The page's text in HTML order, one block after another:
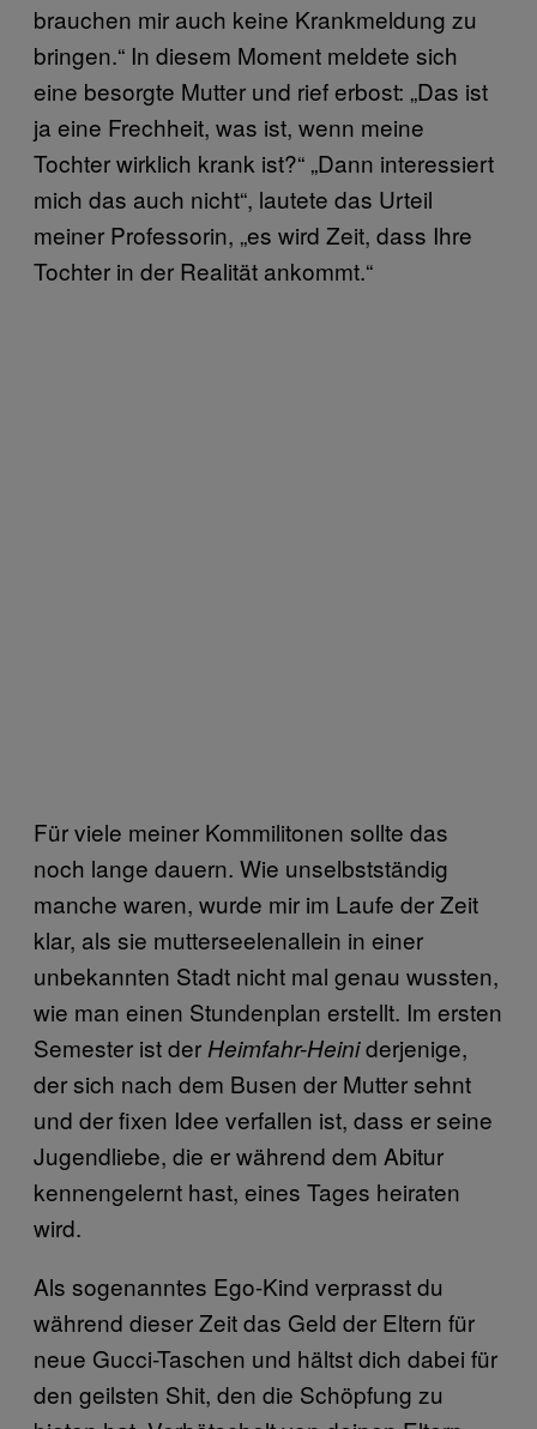
brauchen mir auch keine Krankmeldung zu
bringen.“ In diesem Moment meldete sich
eine besorgte Mutter und rief erbost: „Das ist
ja eine Frechheit, was ist, wenn meine
Tochter wirklich krank ist?“ „Dann interessiert
mich das auch nicht“, lautete das Urteil
meiner Professorin, „es wird Zeit, dass Ihre
Tochter in der Realität ankommt.“
Für viele meiner Kommilitonen sollte das
noch lange dauern. Wie unselbstständig
manche waren, wurde mir im Laufe der Zeit
klar, als sie mutterseelenallein in einer
unbekannten Stadt nicht mal genau wussten,
wie man einen Stundenplan erstellt. Im ersten
Semester ist der Heimfahr-Heiniderjenige,
der sich nach dem Busen der Mutter sehnt
und der fixen Idee verfallen ist, dass er seine
Jugendliebe, die er während dem Abitur
kennengelernt hast, eines Tages heiraten
wird.
Als sogenanntes Ego-Kind verprasst du
während dieser Zeit das Geld der Eltern für
neue Gucci-Taschen und hältst dich dabei für
den geilsten Shit, den die Schöpfung zu